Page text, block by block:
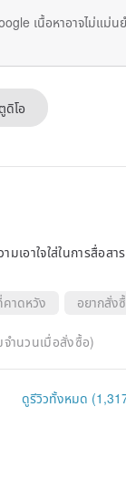
เนื้อหาอาจไม่แม่น
โอ
อาใจใส่ในการสื่อสาร
าดหวัง อยากสั่ง
ำนวนเมื่อสั่งซื้อ)
ดูรีวิวทั้งหมด